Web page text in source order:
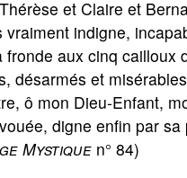
et Claire et
indigne,
aux cinq cailloux
désarmés et
ô mon Dieu-Enfant,
digne enfin par
Mystique n° 84)